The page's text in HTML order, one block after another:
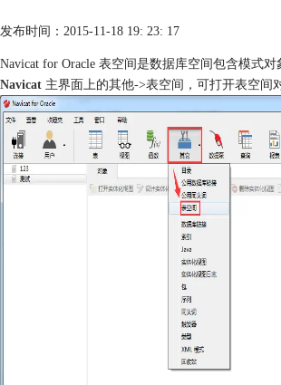
发布时间：2015-11-18 19: 23: 17
Navicat for Oracle 表空间是数据库空间包含模式
Navicat 主界面上的其他->表空间，可打开表空间